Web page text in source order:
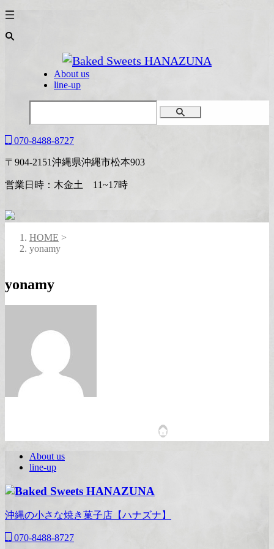
About us
line-up
070-8488-8727
〒904-2151沖縄県沖縄市松本903
営業日時：木金土 11~17時
HOME >
yonamy
yonamy
About us
line-up
沖縄の小さな焼き菓子店【ハナズナ】
070-8488-8727